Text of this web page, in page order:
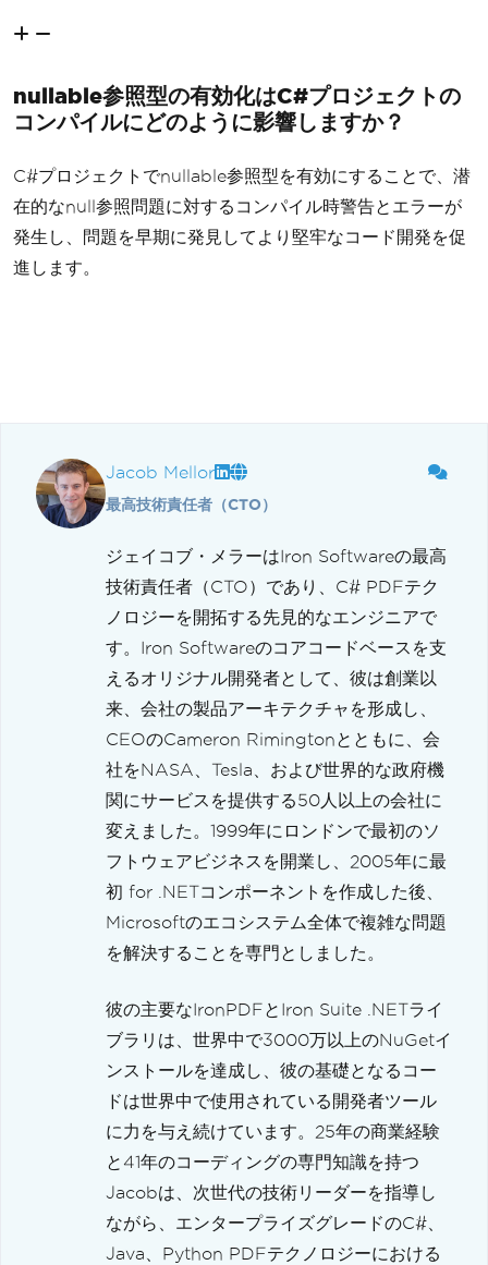
nullable参照型の有効化はC#プロジェクトの
コンパイルにどのように影響しますか？
C#プロジェクトでnullable参照型を有効にすることで、潜
在的なnull参照問題に対するコンパイル時警告とエラーが
発生し、問題を早期に発見してより堅牢なコード開発を促
進します。
Jacob Mellor
最高技術責任者（CTO）
ジェイコブ・メラーはIron Softwareの最高
技術責任者（CTO）であり、C# PDFテク
ノロジーを開拓する先見的なエンジニアで
す。Iron Softwareのコアコードベースを支
えるオリジナル開発者として、彼は創業以
来、会社の製品アーキテクチャを形成し、
CEOのCameron Rimingtonとともに、会
社をNASA、Tesla、および世界的な政府機
関にサービスを提供する50人以上の会社に
変えました。1999年にロンドンで最初のソ
フトウェアビジネスを開業し、2005年に最
初 for .NETコンポーネントを作成した後、
Microsoftのエコシステム全体で複雑な問題
を解決することを専門としました。
彼の主要なIronPDFとIron Suite .NETライ
ブラリは、世界中で3000万以上のNuGetイ
ンストールを達成し、彼の基礎となるコー
ドは世界中で使用されている開発者ツール
に力を与え続けています。25年の商業経験
と41年のコーディングの専門知識を持つ
Jacobは、次世代の技術リーダーを指導し
ながら、エンタープライズグレードのC#、
Java、Python PDFテクノロジーにおける